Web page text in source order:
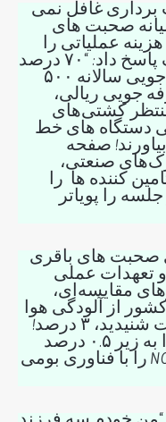
برداری غافل نمی
صحبت های
عملیاتی را
چقدرکم کرده؟” دیزج بی درنگ پاسخ داد: “۷۰ درصد
کاهش در واردات، یعنی صرفه‌جویی سالانه ۵۰۰
جویی ریالی،
کشتی‌های
دستگاه های خط
صفحه
صنعتی،
کننده ها را
را پویاتر
صحبت های باقری
و تعهدات عملی
مقایسه‌ای،
از آلودگی هوا
فقط ۳ درصد است – بله، درست شنیدید، ۳ درصد!
در اصفهان، ما گوگرد مازوت را به زیر ۰.۵ درصد
رساندیم و سیستم‌های جذب NOx را با فناوری بومی